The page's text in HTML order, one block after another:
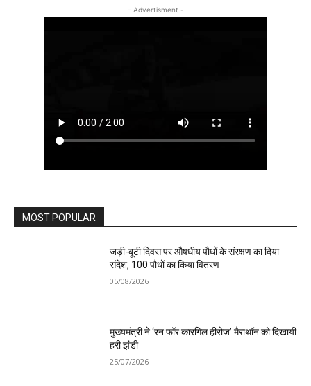
- Advertisment -
MOST POPULAR
जड़ी-बूटी दिवस पर औषधीय पौधों के संरक्षण का दिया
संदेश, 100 पौधों का किया वितरण
05/08/2026
मुख्यमंत्री ने ‘रन फॉर कारगिल हीरोज’ मैराथॉन को दिखायी
हरी झंडी
25/07/2026